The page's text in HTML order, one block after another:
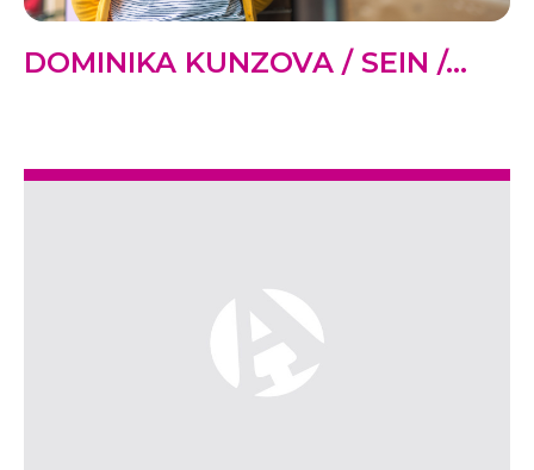
DOMINIKA KUNZOVA / SEIN /...